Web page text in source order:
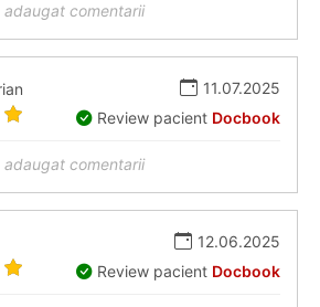
comentarii
11.07.2025
Review pacient Docbook
comentarii
12.06.2025
Review pacient Docbook